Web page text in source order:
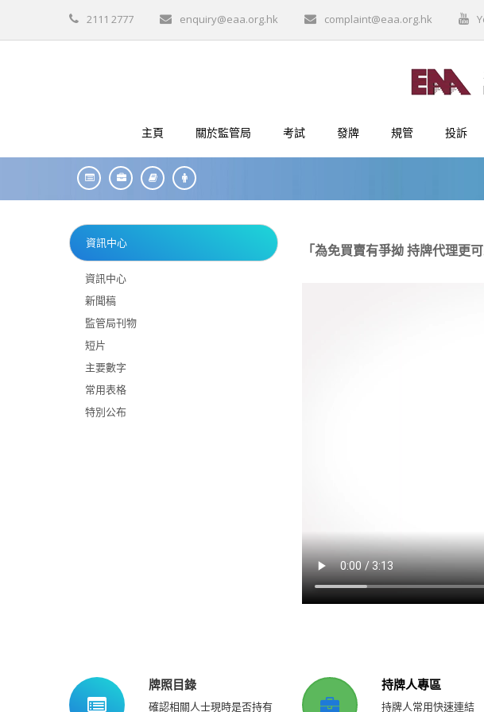
2111 2777 enquiry@eaa.org.hk complaint@eaa.org.hk
主頁 關於監管局 考試 發牌 規管 投訴
資訊中心
資訊中心
新聞稿
監管局刊物
短片
主要數字
常用表格
特別公布
「為免買賣有爭拗 持牌代理更
牌照目錄
確認相關人士現時是否持有
持牌人專區
持牌人常用快速連結